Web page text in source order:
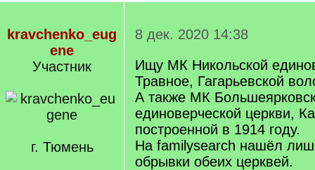
kravchenko_eug
ene
Участник
г. Тюмень
8 дек. 2020 14:38
Ищу МК Никольской
Травное, Гагарьевской
А также МК
единоверческой церкви,
построенной в 1914 году.
На familysearch нашёл
обрывки обеих церквей.